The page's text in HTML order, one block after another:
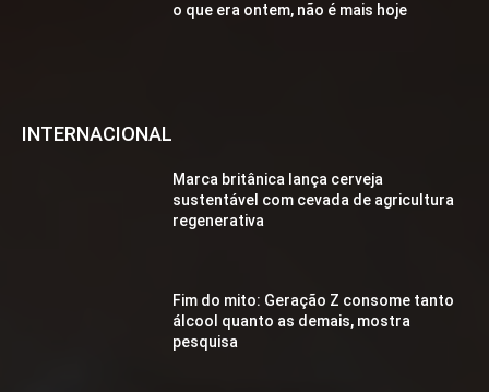
o que era ontem, não é mais hoje
INTERNACIONAL
Marca britânica lança cerveja
sustentável com cevada de agricultura
regenerativa
Fim do mito: Geração Z consome tanto
álcool quanto as demais, mostra
pesquisa